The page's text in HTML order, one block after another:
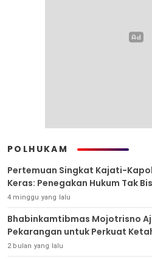
POLHUKAM
Pertemuan Singkat Kajati-
Keras: Penegakan Hukum Tak
4 minggu yang lalu
Bhabinkamtibmas Mojotrisno
Pekarangan untuk Perkuat
2 bulan yang lalu